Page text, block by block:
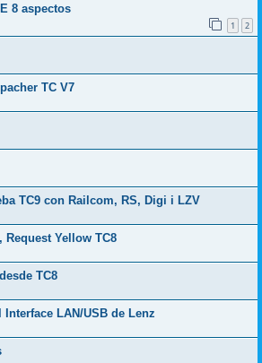
8 aspectos
1 2
TC V7
TC9 con Railcom, RS, Digi i LZV
Request Yellow TC8
TC8
LAN/USB de Lenz